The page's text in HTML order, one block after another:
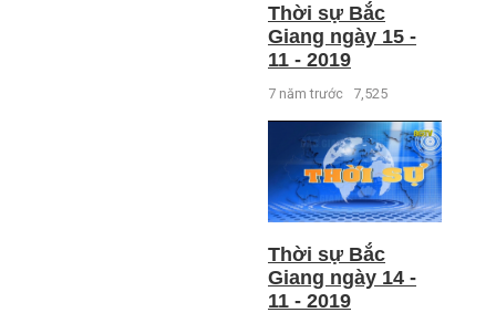
Thời sự Bắc
Giang ngày 15 -
11 - 2019
7 năm trước 7,525
Thời sự Bắc
Giang ngày 14 -
11 - 2019